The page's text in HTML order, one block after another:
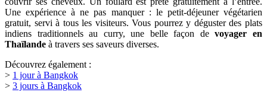
Une expérience à ne pas manquer : le petit-déjeuner végétarien
gratuit, servi à tous les visiteurs. Vous pourrez y déguster des plats
indiens traditionnels au curry, une belle façon devoyager en
Thaïlande à travers ses saveurs diverses.
Découvrez également :
> 1 jour à Bangkok
> 3 jours à Bangkok